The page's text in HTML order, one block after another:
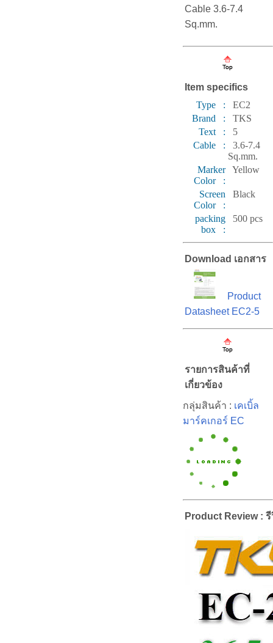
Cable 3.6-7.4
Sq.mm.
Item specifics
Type :
EC2
Brand :
TKS
Text :
5
Cable :
3.6-7.4
Sq.mm.
Marker
Color :
Yellow
Screen
Color :
Black
packing
box :
500 pcs
Download เอกสาร
Product
Datasheet EC2-5
รายการสินค้าที่
เกี่ยวข้อง
กลุ่มสินค้า : เคเบิ้ล
มาร์คเกอร์ EC
Product Review :